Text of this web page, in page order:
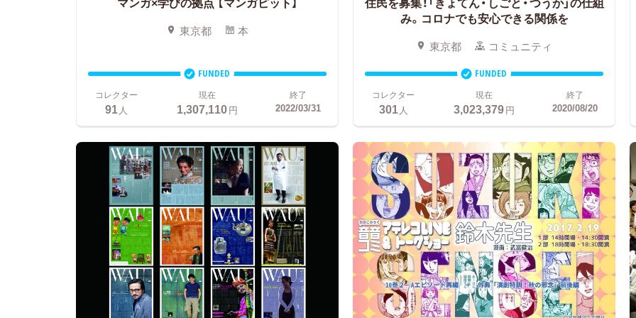
東京都 本
FUNDED
コレクター
91 人
現在
1,307,110円
終了
2022/03/31
み。コロナでも安心できる関係を
東京都 コミュニティ
FUNDED
コレクター
301 人
現在
3,023,379円
終了
2020/08/20